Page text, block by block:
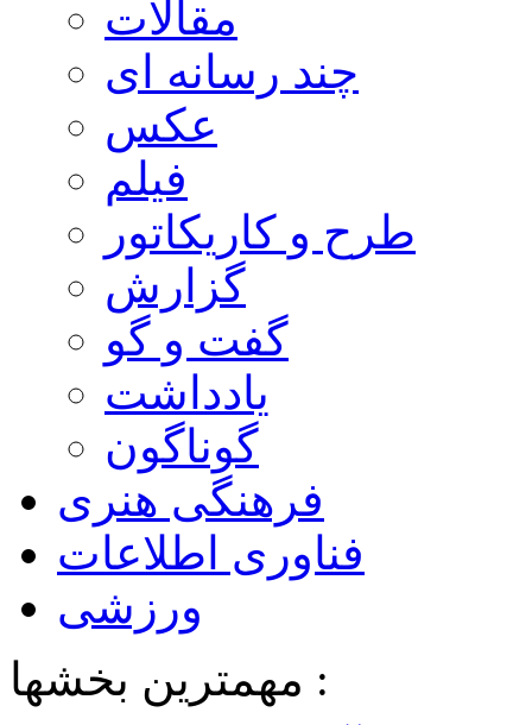
مقالات
چند رسانه ای
عکس
فیلم
طرح و کاریکاتور
گزارش
گفت و گو
یادداشت
گوناگون
فرهنگی هنری
فناوری اطلاعات
ورزشی
مهمترین بخشها :